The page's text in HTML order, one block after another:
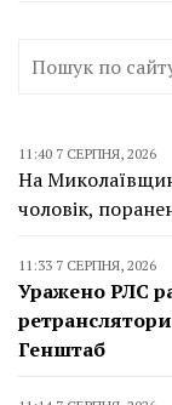
11:40 7 СЕРПНЯ, 2026
На
чоловік,
11:33 7 СЕРПНЯ, 2026
Уражено РЛС
Генштаб